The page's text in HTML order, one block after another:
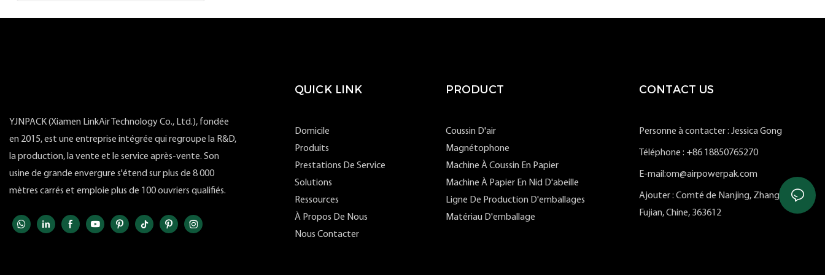
YJNPACK (Xiamen LinkAir Technology Co., Ltd.), fondée
en 2015, est une entreprise intégrée qui regroupe la R&D,
la production, la vente et le service après-vente. Son
usine de grande envergure s'étend sur plus de 8 000
mètres carrés et emploie plus de 100 ouvriers qualifiés.
QUICK LINK
Domicile
Produits
Prestations De Service
Solutions
Ressources
À Propos De Nous
Nous Contacter
PRODUCT
Coussin D'air
Magnétophone
Machine À Coussin En Papier
Machine À Papier En Nid D'abeille
Ligne De Production D'emballages
Matériau D'emballage
CONTACT US
Personne à contacter : Jessica Gong
Téléphone : +86 18850765270
E-mail:om@airpowerpak.com
Ajouter : Comté de Nanjing, Zhangzhou,
Fujian, Chine, 363612